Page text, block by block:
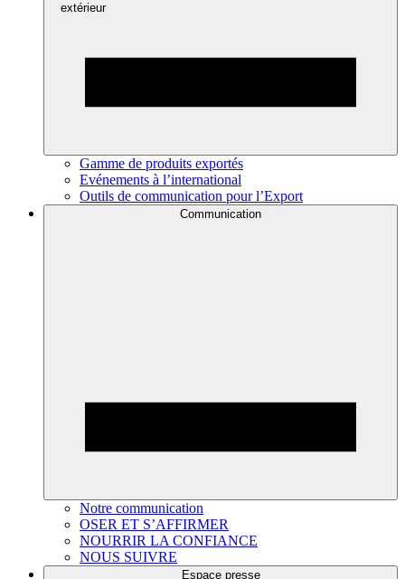
extérieur
Gamme de produits exportés
Evénements à l’international
Outils de communication pour l’Export
Communication
Notre communication
OSER ET S’AFFIRMER
NOURRIR LA CONFIANCE
NOUS SUIVRE
Espace presse